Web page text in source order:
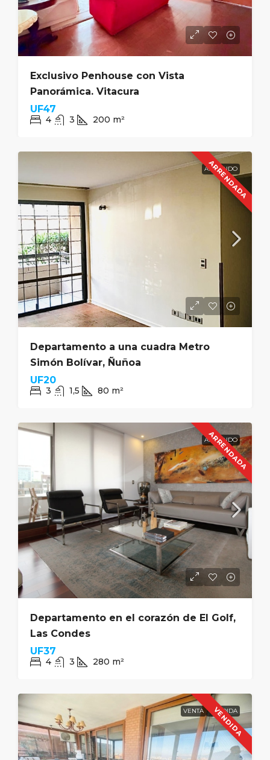
Exclusivo Penhouse con Vista
Panorámica. Vitacura
UF47
4 3 200 m²
ARRENDADA
ARRIENDO
Departamento a una cuadra Metro
Simón Bolívar, Ñuñoa
UF20
3 1,5 80 m²
ARRENDADA
ARRIENDO
Departamento en el corazón de El Golf,
Las Condes
UF37
4 3 280 m²
VENDIDA
VENTA VENDIDA